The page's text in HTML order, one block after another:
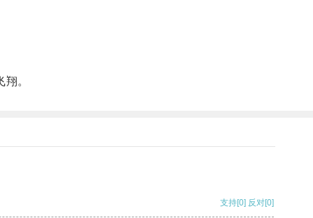
。
支持[0] 反对[0]